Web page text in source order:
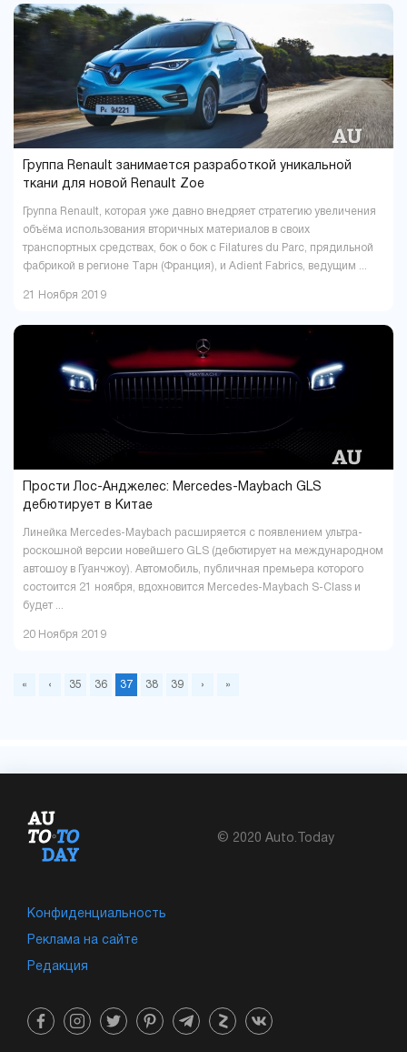
Группа Renault занимается разработкой уникальной
ткани для новой Renault Zoe
Группа Renault, которая уже давно внедряет стратегию увеличения
объёма использования вторичных материалов в своих
транспортных средствах, бок о бок с Filatures du Parc, прядильной
фабрикой в регионе Тарн (Франция), и Adient Fabrics, ведущим ...
21 Ноября 2019
Прости Лос-Анджелес: Mercedes-Maybach GLS
дебютирует в Китае
Линейка Mercedes-Maybach расширяется с появлением ультра-
роскошной версии новейшего GLS (дебютирует на международном
автошоу в Гуанчжоу). Автомобиль, публичная премьера которого
состоится 21 ноября, вдохновится Mercedes-Maybach S-Class и
будет ...
20 Ноября 2019
« ‹ 35 36 37 38 39 › »
© 2020 Auto.Today
Конфиденциальность
Реклама на сайте
Редакция